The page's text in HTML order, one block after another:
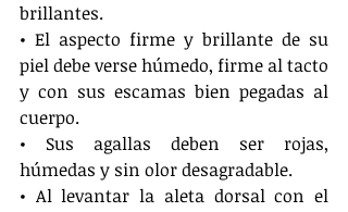
brillantes.
• El aspecto firme y brillante de su
piel debe verse húmedo, firme al tacto
y con sus escamas bien pegadas al
cuerpo.
• Sus agallas deben ser rojas,
húmedas y sin olor desagradable.
• Al levantar la aleta dorsal con el